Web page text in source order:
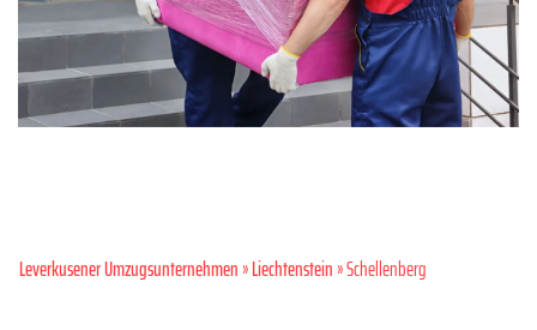
Leverkusener Umzugsunternehmen»Liechtenstein» Schellenberg